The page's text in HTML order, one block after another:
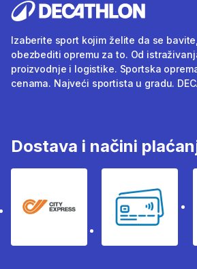
Izaberite sport kojim želite da se
obezbediti opremu za to. Od
proizvodnje i logistike. Sportska
cenama. Najveći sportista u gradu.
Dostava i načini
City Express Bankovne